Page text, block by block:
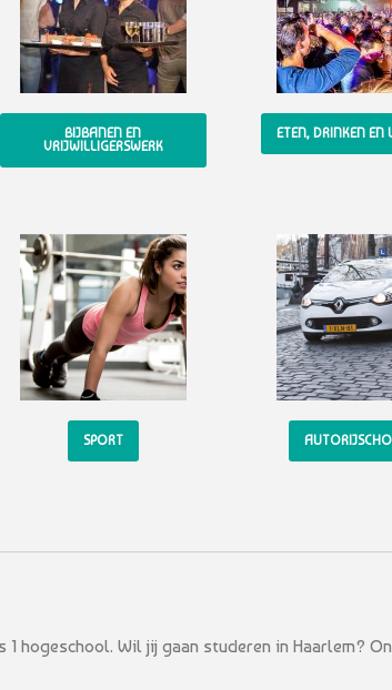
BIJBANEN EN
VRIJWILLIGERSWERK
ETEN, DRINKEN EN
SPORT
hogeschool. Wil jij gaan studeren in Haarlem?